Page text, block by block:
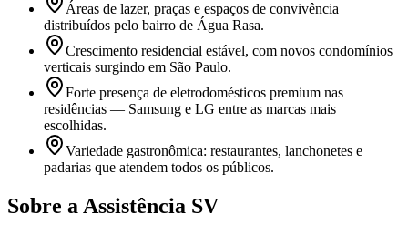
Áreas de lazer, praças e espaços de convivência
distribuídos pelo bairro de Água Rasa.
Crescimento residencial estável, com novos condomínios
verticais surgindo em São Paulo.
Forte presença de eletrodomésticos premium nas
residências — Samsung e LG entre as marcas mais
escolhidas.
Variedade gastronômica: restaurantes, lanchonetes e
padarias que atendem todos os públicos.
Sobre a Assistência SV